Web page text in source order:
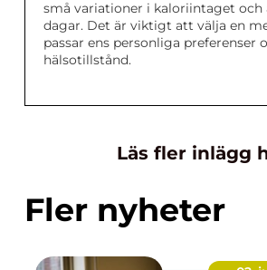
små variationer i kaloriintaget och
dagar. Det är viktigt att välja en
passar ens personliga preferenser
hälsotillstånd.
Läs fler inlägg
Fler nyheter